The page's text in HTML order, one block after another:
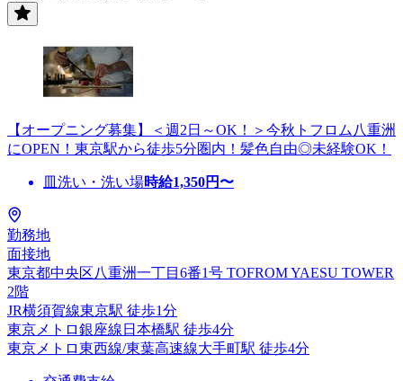
【オープニング募集】＜週2日～OK！＞今秋トフロム八重洲
にOPEN！東京駅から徒歩5分圏内！髪色自由◎未経験OK！
皿洗い・洗い場時給1,350円〜
勤務地
面接地
東京都中央区八重洲一丁目6番1号 TOFROM YAESU TOWER
2階
JR横須賀線東京駅 徒歩1分
東京メトロ銀座線日本橋駅 徒歩4分
東京メトロ東西線/東葉高速線大手町駅 徒歩4分